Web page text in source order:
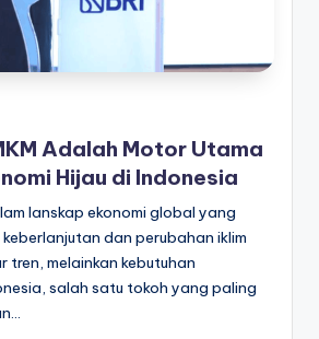
Adalah Motor Utama
Hijau di Indonesia
lanskap ekonomi global yang
dan perubahan iklim
tren, melainkan kebutuhan
salah satu tokoh yang paling